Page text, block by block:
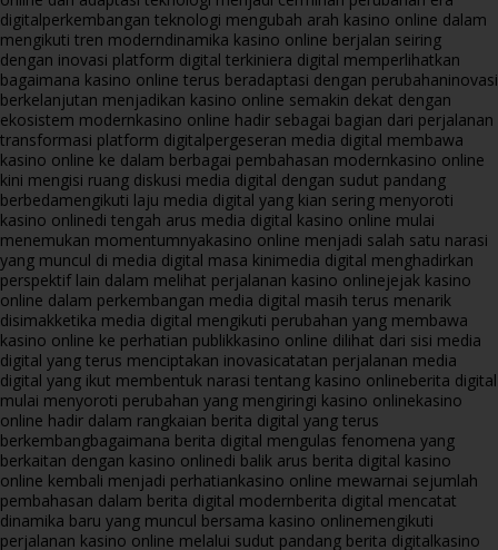
digitalperkembangan teknologi mengubah arah kasino online dalam
mengikuti tren moderndinamika kasino online berjalan seiring
dengan inovasi platform digital terkiniera digital memperlihatkan
bagaimana kasino online terus beradaptasi dengan perubahaninovasi
berkelanjutan menjadikan kasino online semakin dekat dengan
ekosistem modernkasino online hadir sebagai bagian dari perjalanan
transformasi platform digitalpergeseran media digital membawa
kasino online ke dalam berbagai pembahasan modernkasino online
kini mengisi ruang diskusi media digital dengan sudut pandang
berbedamengikuti laju media digital yang kian sering menyoroti
kasino onlinedi tengah arus media digital kasino online mulai
menemukan momentumnyakasino online menjadi salah satu narasi
yang muncul di media digital masa kinimedia digital menghadirkan
perspektif lain dalam melihat perjalanan kasino onlinejejak kasino
online dalam perkembangan media digital masih terus menarik
disimakketika media digital mengikuti perubahan yang membawa
kasino online ke perhatian publikkasino online dilihat dari sisi media
digital yang terus menciptakan inovasicatatan perjalanan media
digital yang ikut membentuk narasi tentang kasino onlineberita digital
mulai menyoroti perubahan yang mengiringi kasino onlinekasino
online hadir dalam rangkaian berita digital yang terus
berkembangbagaimana berita digital mengulas fenomena yang
berkaitan dengan kasino onlinedi balik arus berita digital kasino
online kembali menjadi perhatiankasino online mewarnai sejumlah
pembahasan dalam berita digital modernberita digital mencatat
dinamika baru yang muncul bersama kasino onlinemengikuti
perjalanan kasino online melalui sudut pandang berita digitalkasino